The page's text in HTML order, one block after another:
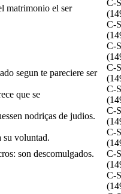
matrimonio el ser
C-
C-
C-
segun te pareciere ser
C-
que se
C-
nodriças de judios.
C-
su voluntad.
C-
son descomulgados.
C-
C-